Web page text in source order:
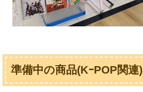
準備中の商品(KｰPOP関連)